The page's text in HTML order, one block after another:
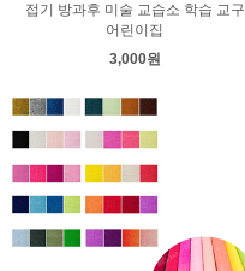
접기 방과후 미술 교습소 학습 교구
어린이집
3,000원